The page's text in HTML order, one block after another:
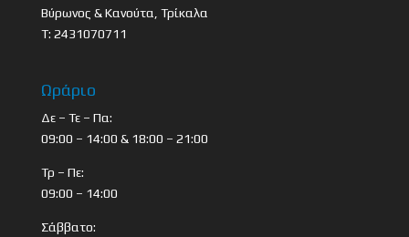
Βύρωνος & Κανούτα, Τρίκαλα
Τ: 2431070711
Ωράριο
Δε – Τε – Πα:
09:00 – 14:00 & 18:00 – 21:00
Τρ – Πε:
09:00 – 14:00
Σάββατο: